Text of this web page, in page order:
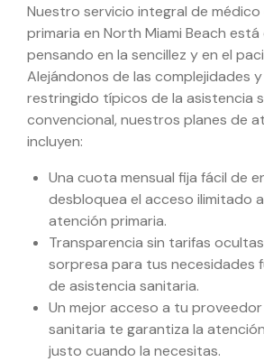
Nuestro servicio integral de
primaria en North Miami Beach
pensando en la sencillez y en el
Alejándonos de las complejidades
restringido típicos de la asistencia
convencional, nuestros planes de
incluyen:
Una cuota mensual fija fácil de
desbloquea el acceso ilimitado
atención primaria.
Transparencia sin tarifas
sorpresa para tus necesidades
de asistencia sanitaria.
Un mejor acceso a tu
sanitaria te garantiza la
justo cuando la necesitas.